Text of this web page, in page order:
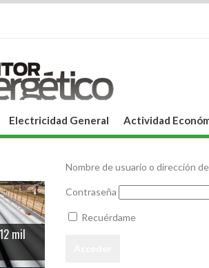
Electricidad General Actividad
Nombre de usuario o dirección
Contraseña
Recuérdame
mil